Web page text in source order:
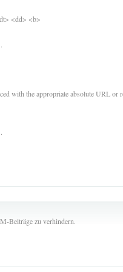
<dd> <b>
with the appropriate absolute URL or
Beiträge zu verhindern.